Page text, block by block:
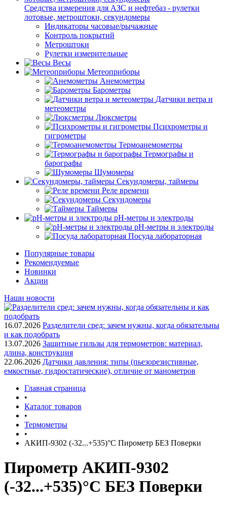
Средства измерения для АЗС и нефтебаз - рулетки
лотовые, метроштоки, секундомеры
Индикаторы часовые/рычажные
Контроль покрытий
Метроштоки
Рулетки измерительные
Весы
Метеоприборы
Анемометры
Барометры
Датчики ветра и
метеометры
Люксметры
Психрометры и
гигрометры
Термоанемометры
Термографы и
барографы
Шумомеры
Секундомеры, таймеры
Реле времени
Секундомеры
Таймеры
pH-метры и электроды
pH-метры и электроды
Посуда лабораторная
Популярные товары
Рекомендуемые
Новинки
Акции
Наши новости
16.07.2026 Разделители сред: зачем нужны, когда обязательны
и как подобрать
13.07.2026 Защитные гильзы для термометров: материал,
длина, конструкция
22.06.2026 Датчики давления: типы (пьезорезистивные,
емкостные, гидростатические), отличие от манометров
Главная страница
•
Каталог товаров
•
Термометры
•
АКИП-9302 (-32...+535)°С Пирометр БЕЗ Поверки
Пирометр АКИП-9302
(-32...+535)°С БЕЗ Поверки